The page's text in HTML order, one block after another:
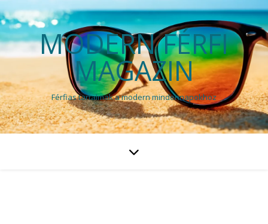
MODERN FÉRFI
MAGAZIN
Férfias tartalmak a modern mindennapokhoz